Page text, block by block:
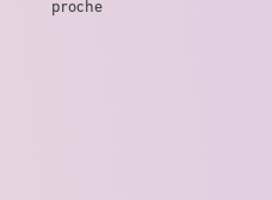
proche